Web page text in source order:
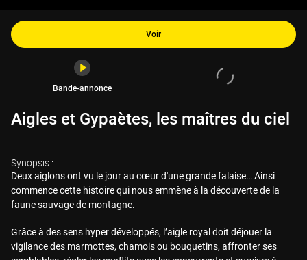
Voir
Bande-annonce
Aigles et Gypaètes, les maîtres du ciel
Synopsis :
Deux aiglons ont vu le jour au cœur d'une grande falaise… Ainsi
commence cette histoire qui nous emmène à la découverte de la
faune sauvage de montagne.
Grâce à des sens hyper développés, l’aigle royal doit déjouer la
vigilance des marmottes, chamois ou bouquetins, affronter ses